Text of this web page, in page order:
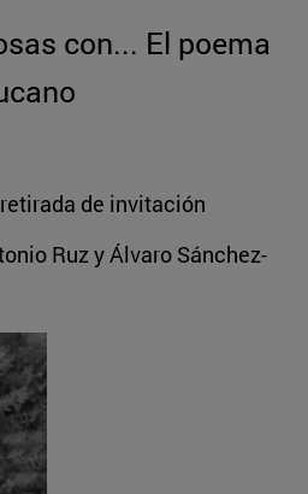
con... El poema
de invitación
Ruz y Álvaro Sánchez-